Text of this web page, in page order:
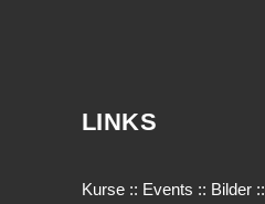
LINKS
Kurse :: Events :: Bilder ::